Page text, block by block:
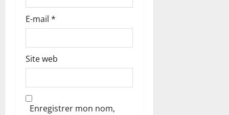
E-mail *
Site web
Enregistrer mon nom,